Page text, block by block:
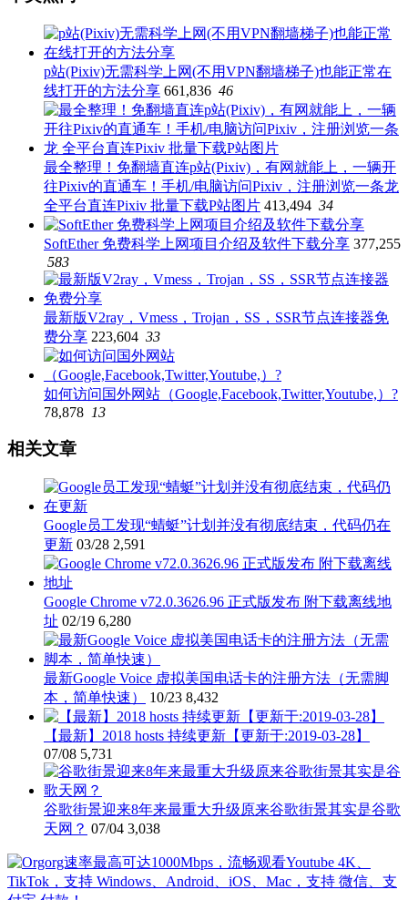
p站(Pixiv)无需科学上网(不用VPN翻墙梯子)也能正常在
线打开的方法分享 661,836 46
最全整理！免翻墙直连p站(Pixiv)，有网就能上，一辆开
往Pixiv的直通车！手机/电脑访问Pixiv，注册浏览一条龙
全平台直连Pixiv 批量下载P站图片 413,494 34
SoftEther 免费科学上网项目介绍及软件下载分享 377,255
583
最新版V2ray，Vmess，Trojan，SS，SSR节点连接器免
费分享 223,604 33
如何访问国外网站（Google,Facebook,Twitter,Youtube,）?
78,878 13
相关文章
Google员工发现“蜻蜓”计划并没有彻底结束，代码仍在
更新 03/28 2,591
Google Chrome v72.0.3626.96 正式版发布 附下载离线地
址 02/19 6,280
最新Google Voice 虚拟美国电话卡的注册方法（无需脚
本，简单快速）
10/23 8,432
【最新】2018 hosts 持续更新【更新于:2019-03-28】
07/08 5,731
谷歌街景迎来8年来最重大升级原来谷歌街景其实是谷歌
天网？ 07/04 3,038